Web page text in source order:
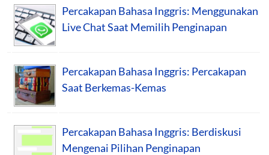
Percakapan Bahasa Inggris: Menggunakan
Live Chat Saat Memilih Penginapan
Percakapan Bahasa Inggris: Percakapan
Saat Berkemas-Kemas
Percakapan Bahasa Inggris: Berdiskusi
Mengenai Pilihan Penginapan